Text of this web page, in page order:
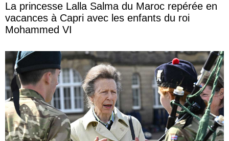
La princesse Lalla Salma du Maroc repérée en
vacances à Capri avec les enfants du roi
Mohammed VI